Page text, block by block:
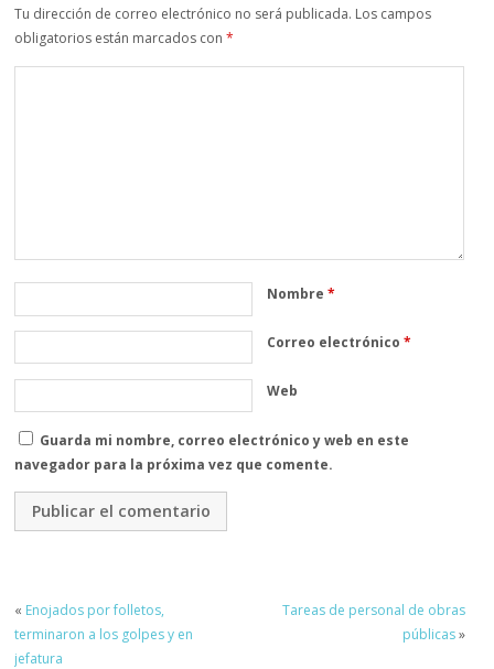
Tu dirección de correo electrónico no será publicada. Los campos
obligatorios están marcados con*
Nombre*
Correo electrónico*
Web
Guarda mi nombre, correo electrónico y web en este
navegador para la próxima vez que comente.
« Enojados por folletos,
terminaron a los golpes y en
jefatura
Tareas de personal de obras
públicas»